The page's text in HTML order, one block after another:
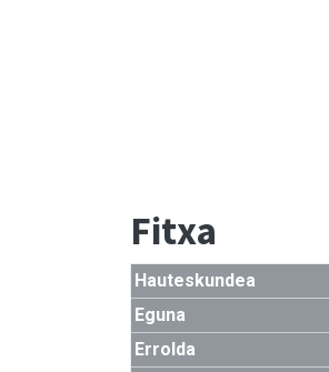
Fitxa
Hauteskundea
Eguna
Errolda